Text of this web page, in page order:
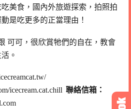
吃美食，國內外旅遊探索，拍照拍
是吃更多的正當理由！
可可， 很欣賞牠們的自在，教會
。
icecream.cat.chill 聯絡信箱：